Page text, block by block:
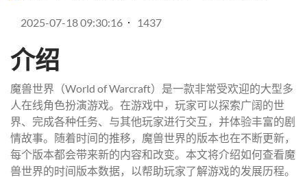
2025-07-18 09:30:16 1437
介绍
魔兽世界（World of Warcraft）是一款非常受欢迎的大型多
人在线角色扮演游戏。在游戏中，玩家可以探索广阔的世
界、完成各种任务、与其他玩家进行交互，并体验丰富的剧
情故事。随着时间的推移，魔兽世界的版本也在不断更新，
每个版本都会带来新的内容和改变。本文将介绍如何查看魔
兽世界的时间版本数据，以帮助玩家了解游戏的发展历程。